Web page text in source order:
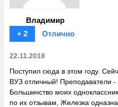
Владимир
+ 2
Отлично
22.11.2018
Поступил сюда в этом году.
ВУЗ отличный! Преподаватели
Большинство моих
по их отзывам, Железка